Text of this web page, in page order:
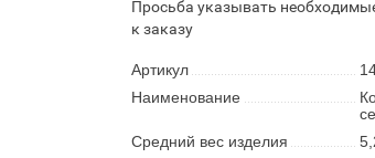
Просьба указывать
к заказу
Артикул
Наименование
Средний вес изделия